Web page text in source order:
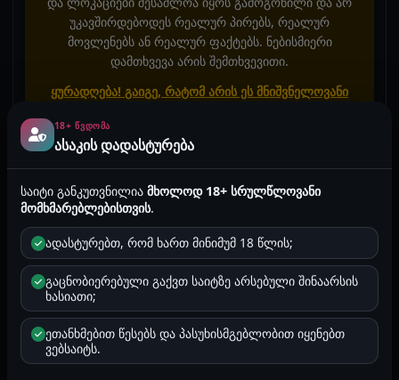
უკავშირდებოდეს რეალურ პირებს, რეალურ
მოვლენებს ან რეალურ ფაქტებს. ნებისმიერი
დამთხვევა არის შემთხვევითი.
ყურადღება! გაიგე, რატომ არის ეს მნიშვნელოვანი
სექს ისტორიების კოპირება ან საჯარო სივრცეში
განთავსება, მაგალითად Facebook, TikTok, Instagram
ან სხვა პლატფორმებზე, აკრძალულია!
2025-10-25 22:07 ანონიმური 5471
2 წუთი
შეზღუდული ისტორიები
არ არის მითითებული
* ტეგების ფუნქცია ახალია და ყველა ისტორიაზე ჯერ არ
არის დამატებული.
18+ ᲬᲕᲓᲝᲛᲐ
ასაკის დადასტურება
საიტი განკუთვნილიამხოლოდ 18+ სრულწლოვანი
მომხმარებლებისთვის.
ადასტურებთ, რომ ხართ მინიმუმ 18 წლის;
გაცნობიერებული გაქვთ საიტზე არსებული შინაარსის
ხასიათი;
ეთანხმებით წესებს და პასუხისმგებლობით იყენებთ
ვებსაიტს.